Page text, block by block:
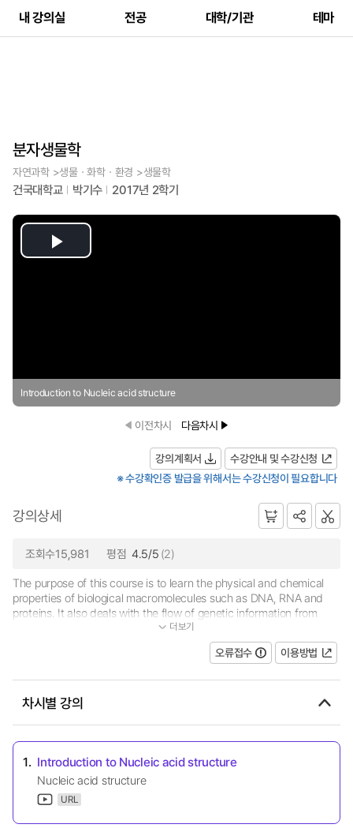
내 강의실 전공 대학/기관 테마
분자생물학
자연과학 >생물ㆍ화학ㆍ환경 >생물학
건국대학교 박기수 2017년 2학기
Play
Introduction to Nucleic acid structure
이전차시 다음차시
강의계획서
수강안내 및 수강신청
※ 수강확인증 발급을 위해서는 수강신청이 필요합니다
강의상세
조회수15,981 평점 4.5/5 (2)
The purpose of this course is to learn the physical and chemical
properties of biological macromolecules such as DNA, RNA and
proteins. It also deals with the flow of genetic information from
genes to proteins as well as the essential tools for molecular biol...
더보기
오류접수 이용방법
차시별 강의
1. Introduction to Nucleic acid structure
Nucleic acid structure
URL